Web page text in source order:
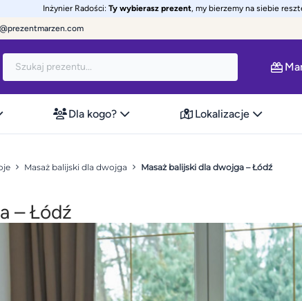
Inżynier Radości: Ty wybierasz prezent, my bierzemy na siebie
Dla kogo? Lokalizacje
Masaż balijski dla dwojga Masaż balijski dla dwojga – Łódź
– Łódź